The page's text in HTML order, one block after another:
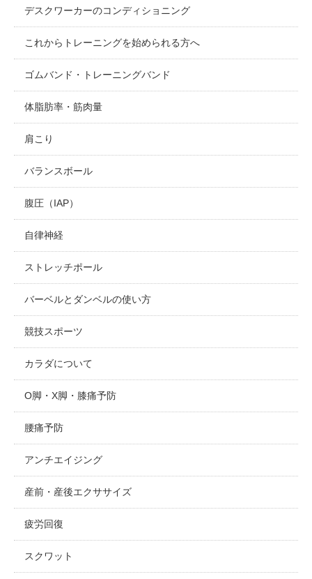
デスクワーカーのコンディショニング
これからトレーニングを始められる方へ
ゴムバンド・トレーニングバンド
体脂肪率・筋肉量
肩こり
バランスボール
腹圧（IAP）
自律神経
ストレッチポール
バーベルとダンベルの使い方
競技スポーツ
カラダについて
O脚・X脚・膝痛予防
腰痛予防
アンチエイジング
産前・産後エクササイズ
疲労回復
スクワット